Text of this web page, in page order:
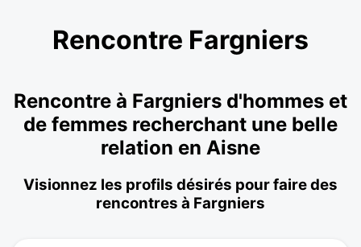
Rencontre Fargniers
Rencontre à Fargniers d'hommes et
de femmes recherchant une belle
relation en Aisne
Visionnez les profils désirés pour faire des
rencontres à Fargniers